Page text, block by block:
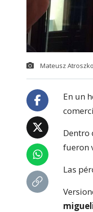
Mateusz
En un
Dentro
fueron
Las